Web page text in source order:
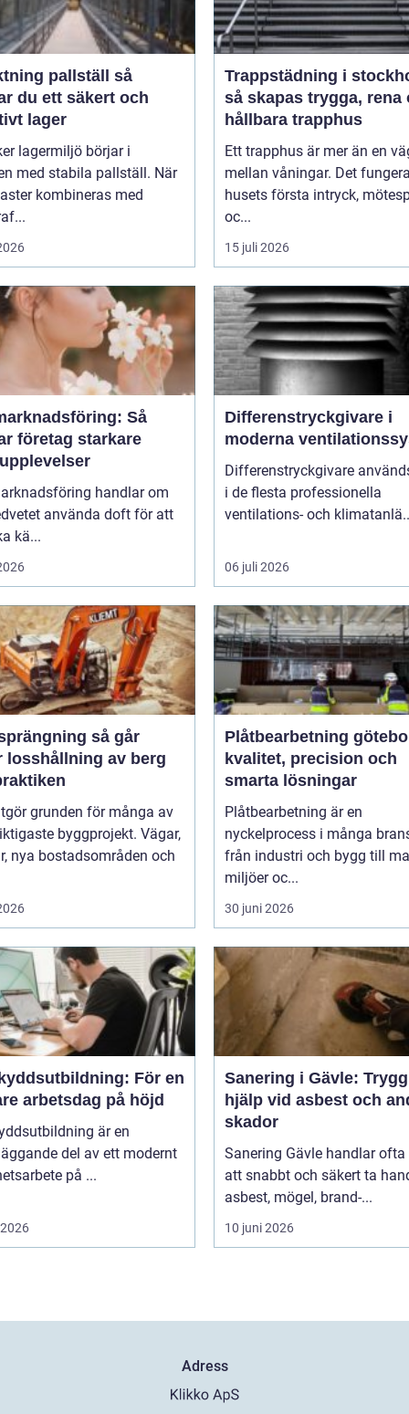
pallställ så
du ett säkert och
lager
lagermiljö börjar i
med stabila pallställ. När
kombineras med
Trappstädning i
så skapas trygga, rena
hållbara trapphus
Ett trapphus är mer än en
mellan våningar. Det
husets första intryck,
oc...
15 juli 2026
Så
företag starkare
handlar om
använda doft för att
kä...
Differenstryckgivare i
moderna
Differenstryckgivare
i de flesta professionella
ventilations- och
06 juli 2026
så går
losshållning av berg
grunden för många av
byggprojekt. Vägar,
nya bostadsområden och
Plåtbearbetning
kvalitet, precision och
smarta lösningar
Plåtbearbetning är en
nyckelprocess i många
från industri och bygg till
miljöer oc...
30 juni 2026
För en
arbetsdag på höjd
är en
del av ett modernt
på ...
Sanering i Gävle: Trygg
hjälp vid asbest och
skador
Sanering Gävle handlar ofta
att snabbt och säkert ta
asbest, mögel, brand-...
10 juni 2026
Adress